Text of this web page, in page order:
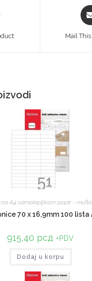
Mail
na A4 samolepljivom papir -
70 x 16,9mm 100 lista
915,40 рсд +PDV
Dodaj u korpu